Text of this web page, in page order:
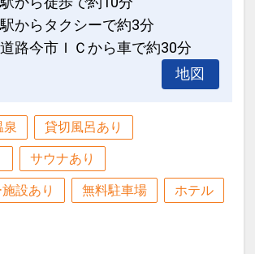
からタクシーで約3分
路今市ＩＣから車で約30分
地図
泉 貸切風呂あり
サウナあり
設あり 無料駐車場 ホテル